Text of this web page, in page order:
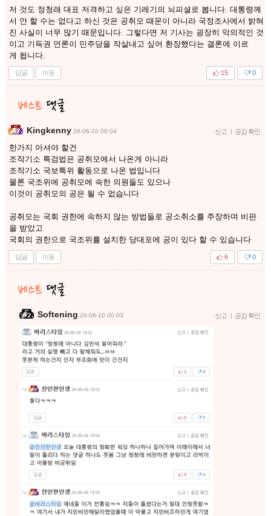
저 것도 정청래 대표 저격하고 싶은 기레기의 뇌피셜로 봅니다. 대통령께
서 안 할 수는 없다고 하신 것은 공취모 때문이 아니라 국정조사에서 밝혀
진 사실이 너무 많기 때문입니다. 그렇다면 저 기사는 굉장히 악의적인 것
이고 기득권 언론이 민주당을 작살내고 싶어 환장했다는 결론에 이르
게 됩니다.
답글 이동 0
15
Kingkenny 26-06-10 00:04 신고 | 공감 확인
한가지 아셔야 할건
조작기소 특검법은 공취모에서 나온게 아니라
조작기소 국보특위 활동으로 나온 법입니다
물론 국조위에 공취모에 속한 의원들도 있으나
이것이 공취모의 공은 될 수 없습니다
공취모는 국회 권한에 속하지 않는 방법들로 공소취소를 주장하며 비판
을 받았고
국회의 권한으로 국조위를 설치한 당대포에 공이 있다 할 수 있습니다
답글 이동 0
6
Softening 26-06-10 00:03 신고 | 공감 확인